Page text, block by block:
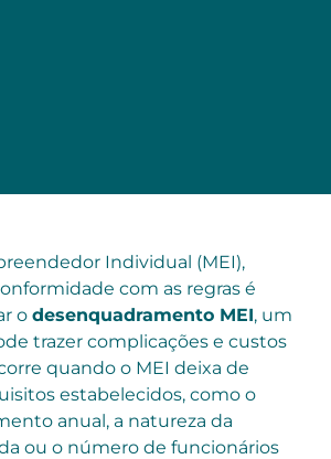
Individual (MEI),
com as regras é
o desenquadramento MEI, um
trazer complicações e custos
quando o MEI deixa de
estabelecidos, como o
anual, a natureza da
ou o número de funcionários